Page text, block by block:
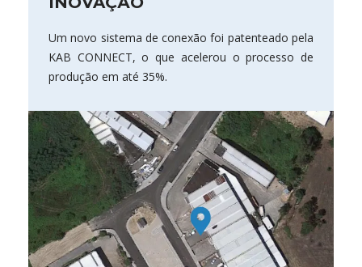
Um novo sistema de conexão foi patenteado pela
KAB CONNECT, o que acelerou o processo de
produção em até 35%.